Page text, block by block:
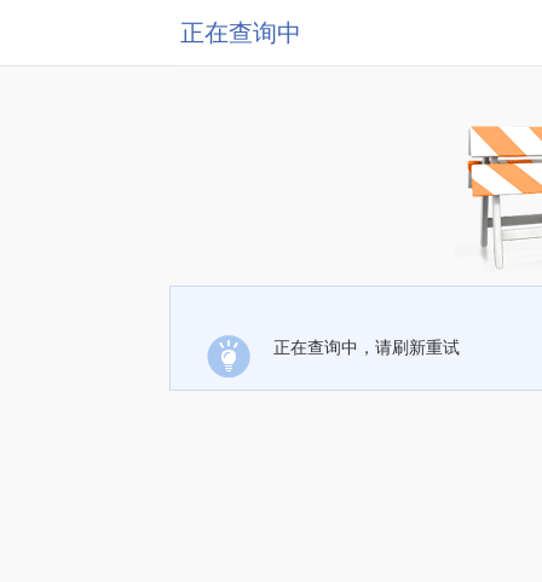
正在查询中
正在查询中，请刷新重试